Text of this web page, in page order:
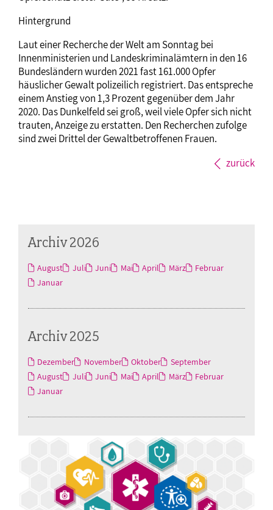
Hintergrund
Laut einer Recherche der Welt am Sonntag bei
Innenministerien und Landeskriminalämtern in den 16
Bundesländern wurden 2021 fast 161.000 Opfer
häuslicher Gewalt polizeilich registriert. Das entspreche
einem Anstieg von 1,3 Prozent gegenüber dem Jahr
2020. Das Dunkelfeld sei groß, weil viele Opfer sich nicht
trauten, Anzeige zu erstatten. Den Recherchen zufolge
sind zwei Drittel der Gewaltbetroffenen Frauen.
zurück
Archiv 2026
August Juli Juni Mai April März
Februar
Januar
Archiv 2025
Dezember November Oktober
September
August
Juli Juni Mai April März
Februar
Januar